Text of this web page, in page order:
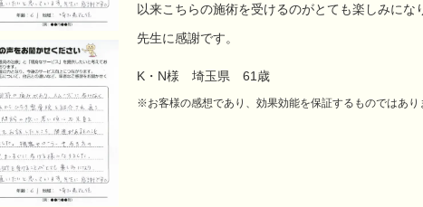
以来こちらの施術を受けるのがとても楽しみにな
先生に感謝です。
K・N様 埼玉県 61歳
※お客様の感想であり、効果効能を保証するものではあり